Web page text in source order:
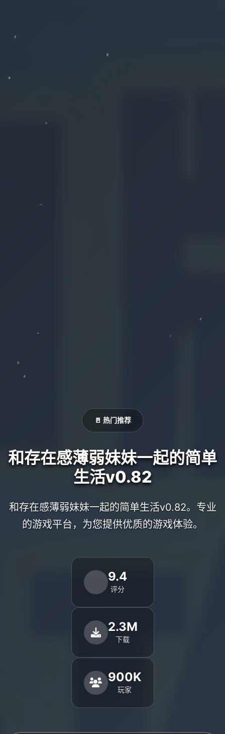
🚪 热门推荐
和存在感薄弱妹妹一起的简单
生活v0.82
和存在感薄弱妹妹一起的简单生活v0.82。专业
的游戏平台，为您提供优质的游戏体验。
9.4
评分
2.3M
下载
900K
玩家